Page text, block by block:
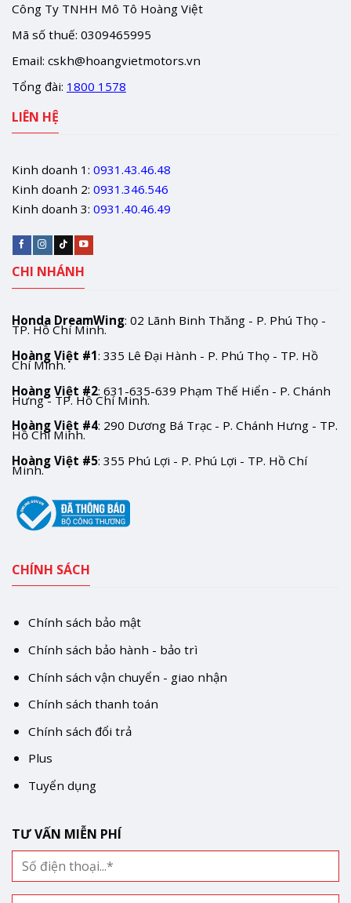
Công Ty TNHH Mô Tô Hoàng Việt
Mã số thuế: 0309465995
Email: cskh@hoangvietmotors.vn
Tổng đài: 1800 1578
LIÊN HỆ
Kinh doanh 1: 0931.43.46.48
Kinh doanh 2: 0931.346.546
Kinh doanh 3: 0931.40.46.49
CHI NHÁNH
Honda DreamWing: 02 Lãnh Binh Thăng - P. Phú Thọ -
TP. Hồ Chí Minh.
Hoàng Việt #1: 335 Lê Đại Hành - P. Phú Thọ - TP. Hồ
Chí Minh.
Hoàng Việt #2: 631-635-639 Phạm Thế Hiển - P. Chánh
Hưng - TP. Hồ Chí Minh.
Hoàng Việt #4: 290 Dương Bá Trạc - P. Chánh Hưng - TP.
Hồ Chí Minh.
Hoàng Việt #5: 355 Phú Lợi - P. Phú Lợi - TP. Hồ Chí
Minh.
CHÍNH SÁCH
Chính sách bảo mật
Chính sách bảo hành - bảo trì
Chính sách vận chuyển - giao nhận
Chính sách thanh toán
Chính sách đổi trả
Plus
Tuyển dụng
TƯ VẤN MIỄN PHÍ